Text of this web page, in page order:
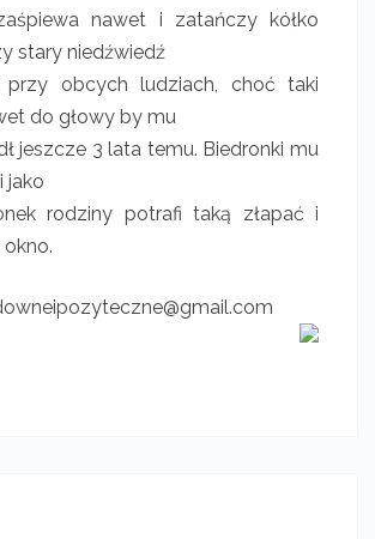
nawet i zatańczy kółko
stary niedźwiedź
obcych ludziach, choć taki
do głowy by mu
jeszcze 3 lata temu. Biedronki mu
jako
rodziny potrafi taką złapać i